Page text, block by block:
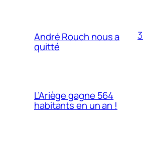
André Rouch nous a
quitté
L’Ariège gagne 564
habitants en un an !